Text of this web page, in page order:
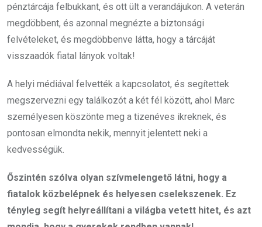
pénztárcája felbukkant, és ott ült a verandájukon. A veterán
megdöbbent, és azonnal megnézte a biztonsági
felvételeket, és megdöbbenve látta, hogy a tárcáját
visszaadók fiatal lányok voltak!
A helyi médiával felvették a kapcsolatot, és segítettek
megszervezni egy találkozót a két fél között, ahol Marc
személyesen köszönte meg a tizenéves ikreknek, és
pontosan elmondta nekik, mennyit jelentett neki a
kedvességük.
Őszintén szólva olyan szívmelengető látni, hogy a
fiatalok közbelépnek és helyesen cselekszenek. Ez
tényleg segít helyreállítani a világba vetett hitet, és azt